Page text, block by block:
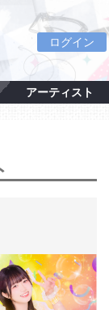
ログイン
アーティスト